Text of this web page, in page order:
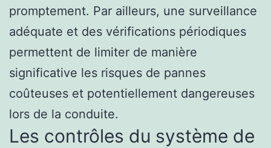
promptement. Par ailleurs, une surveillance
adéquate et des vérifications périodiques
permettent de limiter de manière
significative les risques de pannes
coûteuses et potentiellement dangereuses
lors de la conduite.
Les contrôles du système de